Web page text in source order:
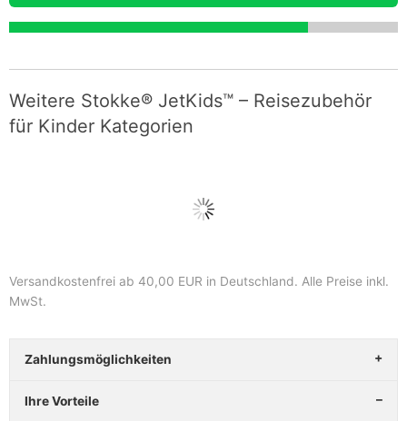
Weitere Stokke® JetKids™ – Reisezubehör
für Kinder Kategorien
Versandkostenfrei ab 40,00 EUR in Deutschland. Alle Preise inkl.
MwSt.
Zahlungsmöglichkeiten
Ihre Vorteile